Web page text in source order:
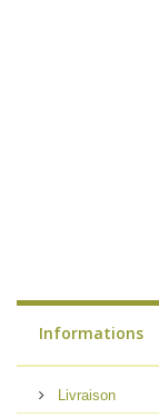
Informations
Livraison